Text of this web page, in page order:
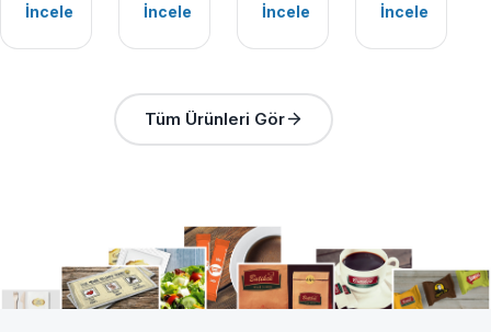
İncele
İncele
İncele İncele
Tüm Ürünleri Gör